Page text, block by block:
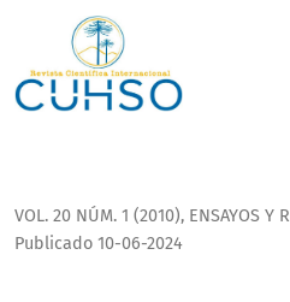
La seguridad alimentaria en
VOL. 20 NÚM. 1 (2010), ENSAYOS Y
Publicado 10-06-2024